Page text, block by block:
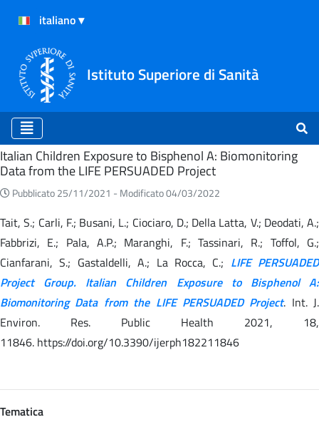
Istituto Superiore di Sanità
Home
Italian Children Exposure to Bisphenol A: Biomonitoring
Data from the LIFE PERSUADED Project
Pubblicato 25/11/2021 - Modificato 04/03/2022
Tait, S.; Carli, F.; Busani, L.; Ciociaro, D.; Della Latta, V.; Deodati, A.;
Fabbrizi, E.; Pala, A.P.; Maranghi, F.; Tassinari, R.; Toffol, G.;
Cianfarani, S.; Gastaldelli, A.; La Rocca, C.; LIFE PERSUADED
Project Group. Italian Children Exposure to Bisphenol A:
Biomonitoring Data from the LIFE PERSUADED Project. Int. J.
Environ. Res. Public Health 2021, 18,
11846. https://doi.org/10.3390/ijerph182211846
Tematica